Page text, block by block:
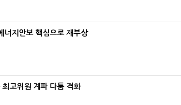
지안보 핵심으로 재부상
고위원 계파 다툼 격화